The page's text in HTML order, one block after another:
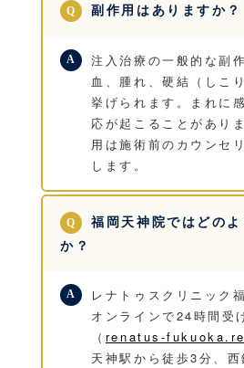
副作用はありますか？
注入治療の一般的な副
血、腫れ、硬結（しこ
挙げられます。まれに
応が起こることがあり
用は施術前のカウンセ
します。
福岡天神院ではどの
か？
レナトゥスクリニック
オンラインで24時間受
（ renatus-
天神駅から徒歩3分、